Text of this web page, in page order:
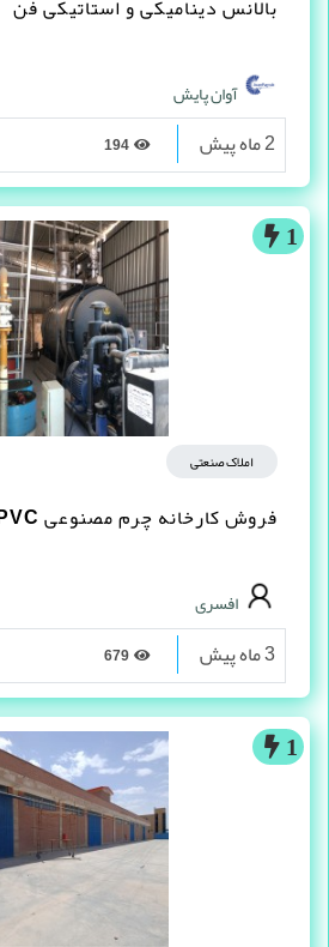
بالانس دینامیکی و استاتیکی فن
آوان پایش
2 ماه پیش
1
املاک صنعتی
فروش کارخانه چرم مصنوعى PVC در شیراز
افسری
3 ماه پیش
1